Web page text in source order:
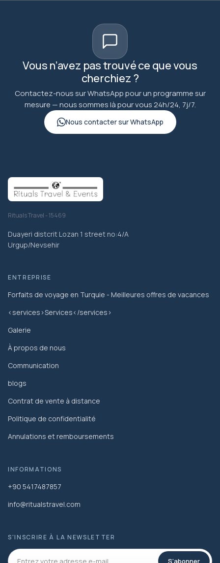
Vous n’avez pas trouvé ce que vous
cherchiez ?
Contactez-nous sur WhatsApp pour un programme sur
mesure — nous sommes là pour vous 24h/24, 7j/7.
Nous contacter sur WhatsApp
Rituals Travel - 15469
Duayeri distcrit Lozan 1 street no:4/A
Urgup/Nevsehir
ENTREPRISE
Forfaits de voyage en Turquie - Meilleures offres de vacances
<services>Services</services>
Galerie
À propos de nous
Communication
blogs
Contrat de vente à distance
Politique de confidentialité
Annulations et remboursements
INFORMATIONS
+90 5417487857
info@ritualstravel.com
S'INSCRIRE À LA NEWSLETTER
S'abonner